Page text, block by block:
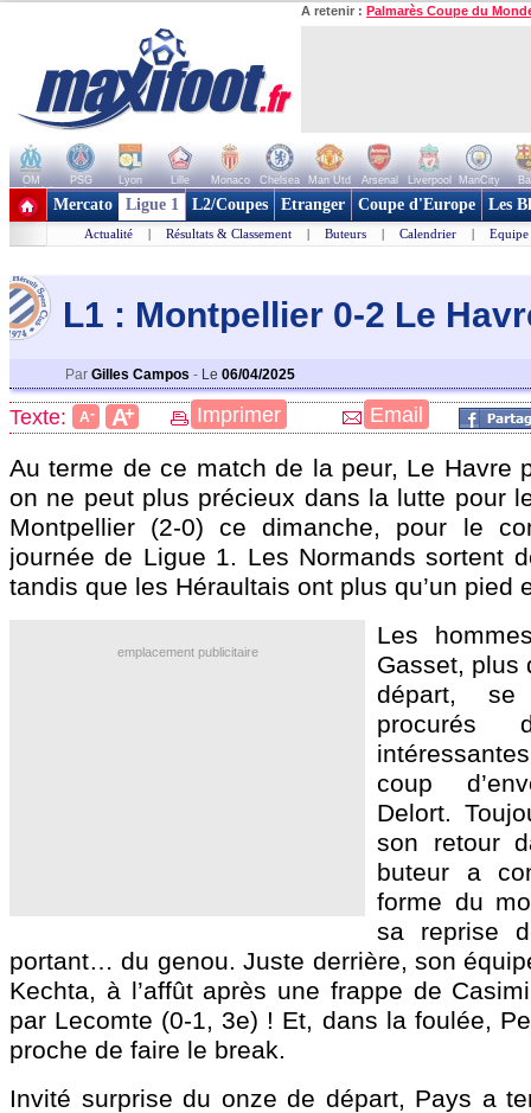
A retenir : Palmarès Coupe du
OM PSG Lyon Lille Monaco Chelsea Man Utd Arsenal Liverpool ManCity
+ de clubs
Mercato Ligue 1 L2/Coupes Etranger Coupe d'Europe Les
Actualité | Résultats & Classement | Buteurs | Calendrier | Equipe
L1 : Montpellier 0-2 Le
Par Gilles Campos - Le 06/04/2025
Texte: A- A+ Imprimer Email
Au terme de ce match de la peur, Le Havre
on ne peut plus précieux dans la lutte pour
Montpellier (2-0) ce dimanche, pour le
journée de Ligue 1. Les Normands sortent
tandis que les Héraultais ont plus qu’un pied
emplacement publicitaire
Les
Gasset, plus
départ, se
procurés
coup
Delort.
son retour
buteur a
forme du
sa reprise
portant… du genou. Juste derrière, son
Kechta, à l’affût après une frappe de
par Lecomte (0-1, 3e) ! Et, dans la foulée,
proche de faire le break.
Invité surprise du onze de départ, Pays a